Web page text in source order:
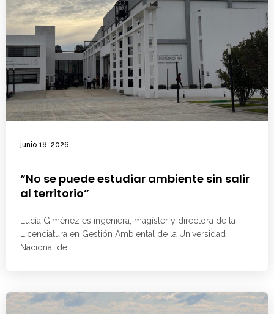
junio 18, 2026
“No se puede estudiar ambiente sin salir
al territorio”
Lucía Giménez es ingeniera, magíster y directora de la
Licenciatura en Gestión Ambiental de la Universidad
Nacional de